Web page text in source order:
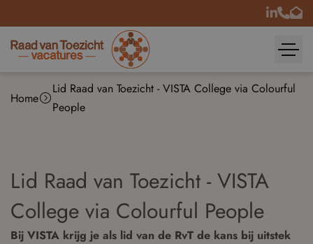
Home
Lid Raad van Toezicht - VISTA College via Colourful
People
Lid Raad van Toezicht - VISTA
College via Colourful People
Bij VISTA krijg je als lid van de RvT de kans bij uitstek